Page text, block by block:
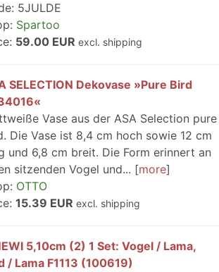
5JULDE
Spartoo
59.00 EUR excl. shipping
SELECTION Dekovase »Pure Bird
Vase aus der ASA Selection pure
Die Vase ist 8,4 cm hoch sowie 12 cm
und 6,8 cm breit. Die Form erinnert an
sitzenden Vogel und...
more
OTTO
15.39 EUR excl. shipping
5,10cm (2) 1 Set: Vogel / Lama,
/ Lama F1113 (100619)